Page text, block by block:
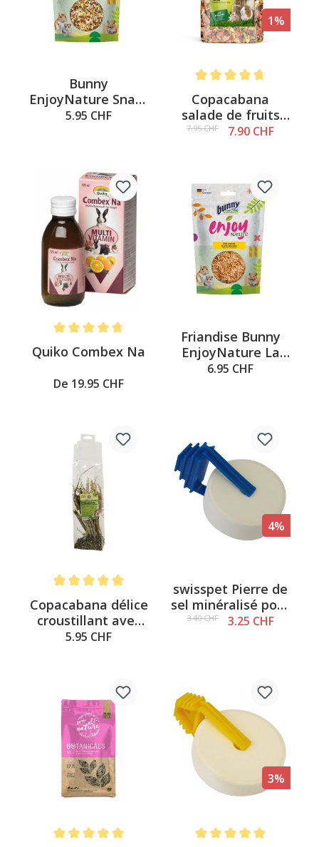
Bunny
EnjoyNature Snack
Power-Snack, 140g
5.95 CHF
1%
Copacabana
salade de fruits
300g
7.95 CHF 7.90 CHF
Note moyenne de 4.6 sur 5 étoiles
Quiko Combex Na
De 19.95 CHF
Friandise Bunny
EnjoyNature La
vermine, 60g
6.95 CHF
Note moyenne de 5 sur 5 étoiles
Copacabana délice
croustillant avec
herbes 50g
5.95 CHF
4%
swisspet Pierre de
sel minéralisé pour
lécher 80g
3.40 CHF 3.25 CHF
3%